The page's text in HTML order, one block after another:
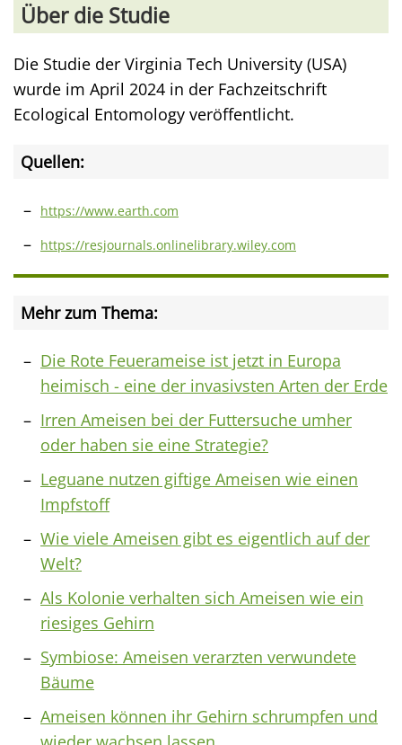
Über die Studie
Die Studie der Virginia Tech University (USA)
wurde im April 2024 in der Fachzeitschrift
Ecological Entomology veröffentlicht.
Quellen:
https://www.earth.com
https://resjournals.onlinelibrary.wiley.com
Mehr zum Thema:
Die Rote Feuerameise ist jetzt in Europa
heimisch - eine der invasivsten Arten der Erde
Irren Ameisen bei der Futtersuche umher
oder haben sie eine Strategie?
Leguane nutzen giftige Ameisen wie einen
Impfstoff
Wie viele Ameisen gibt es eigentlich auf der
Welt?
Als Kolonie verhalten sich Ameisen wie ein
riesiges Gehirn
Symbiose: Ameisen verarzten verwundete
Bäume
Ameisen können ihr Gehirn schrumpfen und